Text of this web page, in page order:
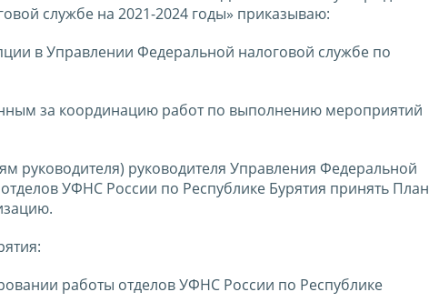
службе на 2021-2024 годы» приказываю:
в Управлении Федеральной налоговой службе по
за координацию работ по выполнению мероприятий
руководителя) руководителя Управления Федеральной
УФНС России по Республике Бурятия принять План
работы отделов УФНС России по Республике